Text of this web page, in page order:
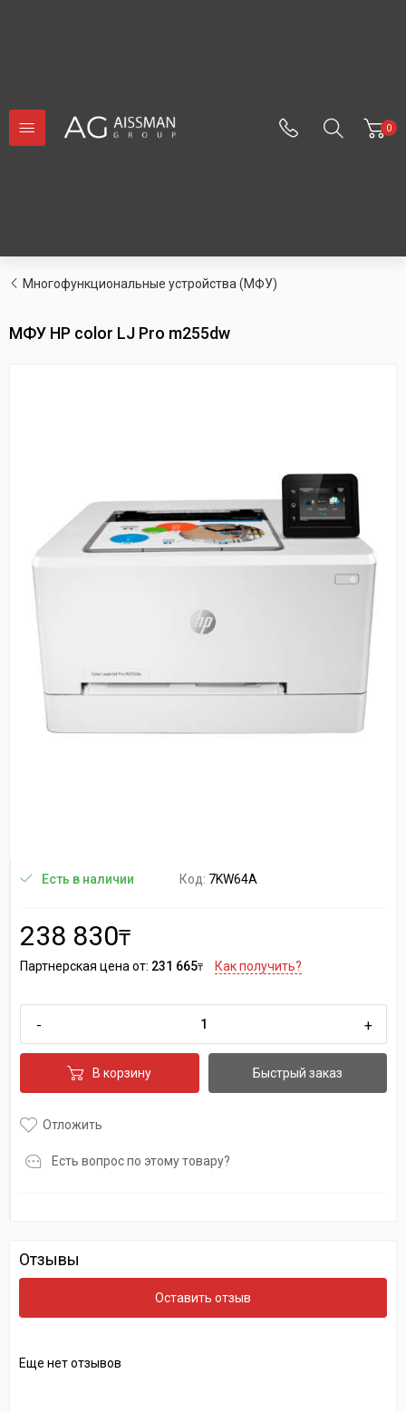
0
Многофункциональные устройства (МФУ)
МФУ HP color LJ Pro m255dw
Есть в наличии Код: 7KW64A
238 830₸
Партнерская цена от: 231 665₸ Как получить?
- +
В корзину Быстрый заказ
Отложить
Есть вопрос по этому товару?
Отзывы
Оставить отзыв
Еще нет отзывов